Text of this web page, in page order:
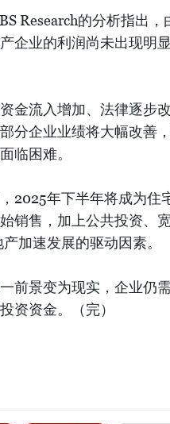
Research的分析指出
企业的利润尚未出现明
金流入增加、法律逐步
分企业业绩将大幅改善
临困难。
2025年下半年将成为住
销售，加上公共投资、
加速发展的驱动因素。
前景变为现实，企业仍
资资金。（完）